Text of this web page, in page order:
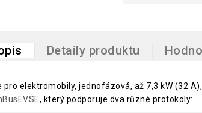
Detaily produktu
elektromobily, jednofázová, až 7,3 kW (32
, který podporuje dva různé protokoly: